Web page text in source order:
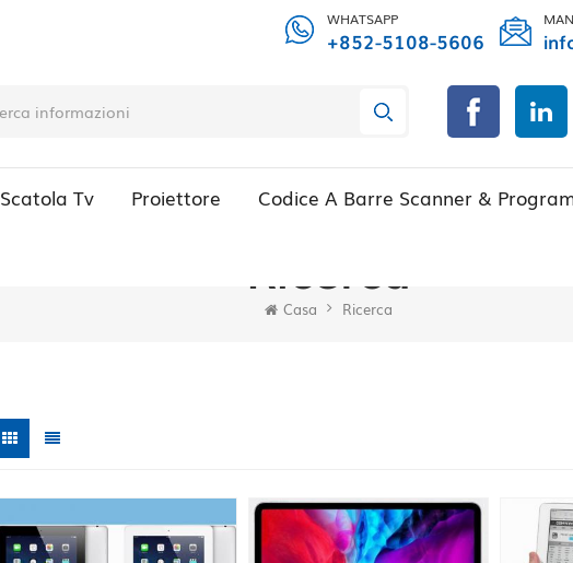
WHATSAPP
+852-5108-5606
Scatola Tv Proiettore Codice A Barre Scanner &
Ricerca
Casa Ricerca